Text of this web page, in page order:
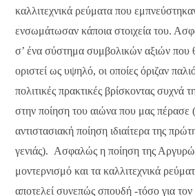
καλλιτεχνικά ρεύματα που
ενσωμάτωσαν κάποια στοιχεία του.
σ’ ένα σύστημα συμβολικών αξιών που
οριστεί ως υψηλό, οι οποίες όριζαν
πολιτικές πρακτικές βρίσκοντας συχνά
στην ποίηση του αιώνα που μας πέρασε
αντιστασιακή ποίηση ιδιαίτερα της
γενιάς). Ασφαλώς η ποίηση της
μοντερνισμό και τα καλλιτεχνικά
αποτελεί συνεπώς σπουδή -τόσο για τον